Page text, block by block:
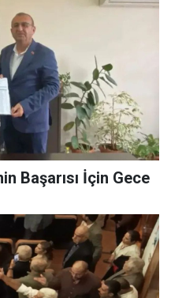
Başarısı İçin Gece